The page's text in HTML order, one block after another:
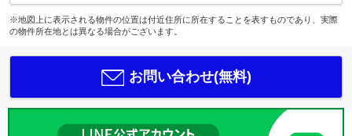
※地図上に表示される物件の位置は付近住所に所在することを表すものであり、実際
の物件所在地とは異なる場合がございます。
お問い合わせ(無料)